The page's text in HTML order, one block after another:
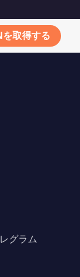
を取得する
グラム